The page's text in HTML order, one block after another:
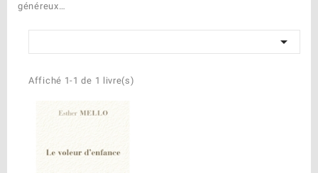
généreux…

Affiché 1-1 de 1 livre(s)